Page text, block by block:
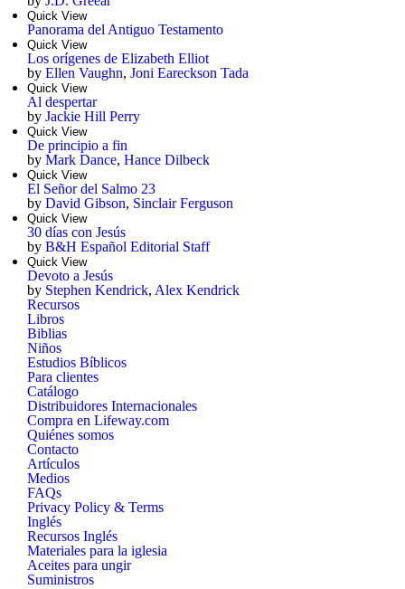
Quick View
Panorama del Antiguo Testamento
Quick View
Los orígenes de Elizabeth Elliot
by Ellen Vaughn, Joni Eareckson Tada
Quick View
Al despertar
by Jackie Hill Perry
Quick View
De principio a fin
by Mark Dance, Hance Dilbeck
Quick View
El Señor del Salmo 23
by David Gibson, Sinclair Ferguson
Quick View
30 días con Jesús
by B&H Español Editorial Staff
Quick View
Devoto a Jesús
by Stephen Kendrick, Alex Kendrick
Recursos
Libros
Biblias
Niños
Estudios Bíblicos
Para clientes
Catálogo
Distribuidores Internacionales
Compra en Lifeway.com
Quiénes somos
Contacto
Artículos
Medios
FAQs
Privacy Policy & Terms
Inglés
Recursos Inglés
Materiales para la iglesia
Aceites para ungir
Suministros